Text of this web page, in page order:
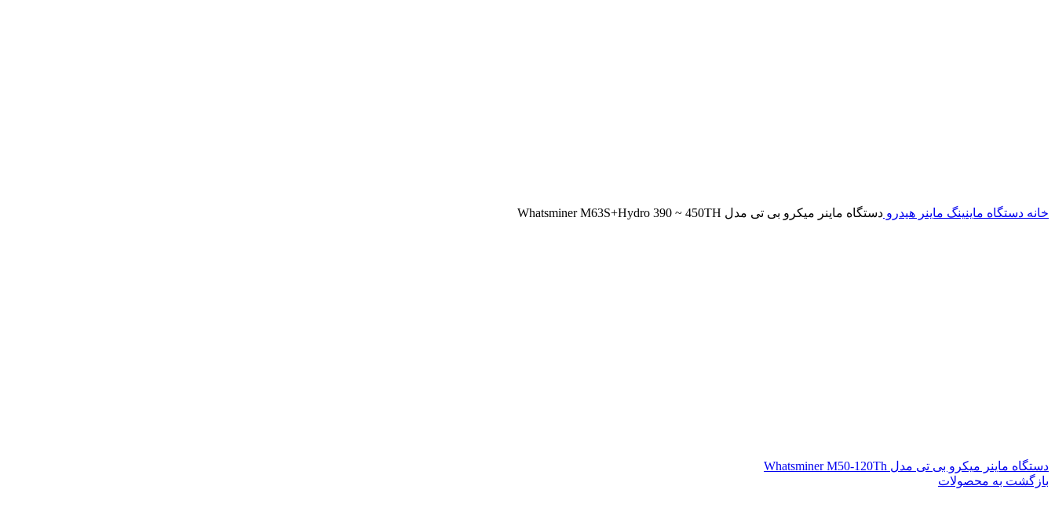
خانه دستگاه ماینینگ ماینر هیدرو دستگاه ماینر میکرو بی تی مدل Whatsminer M63S+Hydro 390 ~ 450TH
دستگاه ماینر میکرو بی تی مدل Whatsminer M50-120Th
بازگشت به محصولات